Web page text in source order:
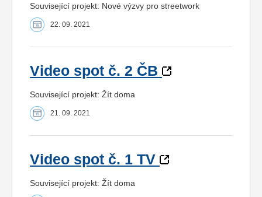
Související projekt: Nové výzvy pro streetwork
22. 09. 2021
Video spot č. 2 ČB
Související projekt: Žít doma
21. 09. 2021
Video spot č. 1 TV
Související projekt: Žít doma